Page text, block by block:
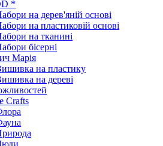
*
на дерев'яній основі
на пластиковій основі
на тканині
бісерні
Марія
на пластику
на дереві
Crafts